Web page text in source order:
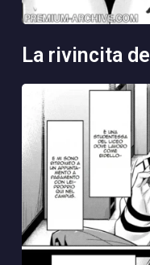
la rivincita